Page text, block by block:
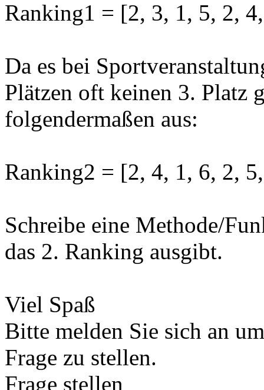
Ranking1 = [2, 3, 1, 5, 2,
Da es bei
Plätzen oft keinen 3. Platz
folgendermaßen aus:
Ranking2 = [2, 4, 1, 6, 2,
Schreibe eine Methode/
das 2. Ranking ausgibt.
Viel Spaß
Bitte melden Sie sich an
Frage zu stellen.
Frage stellen